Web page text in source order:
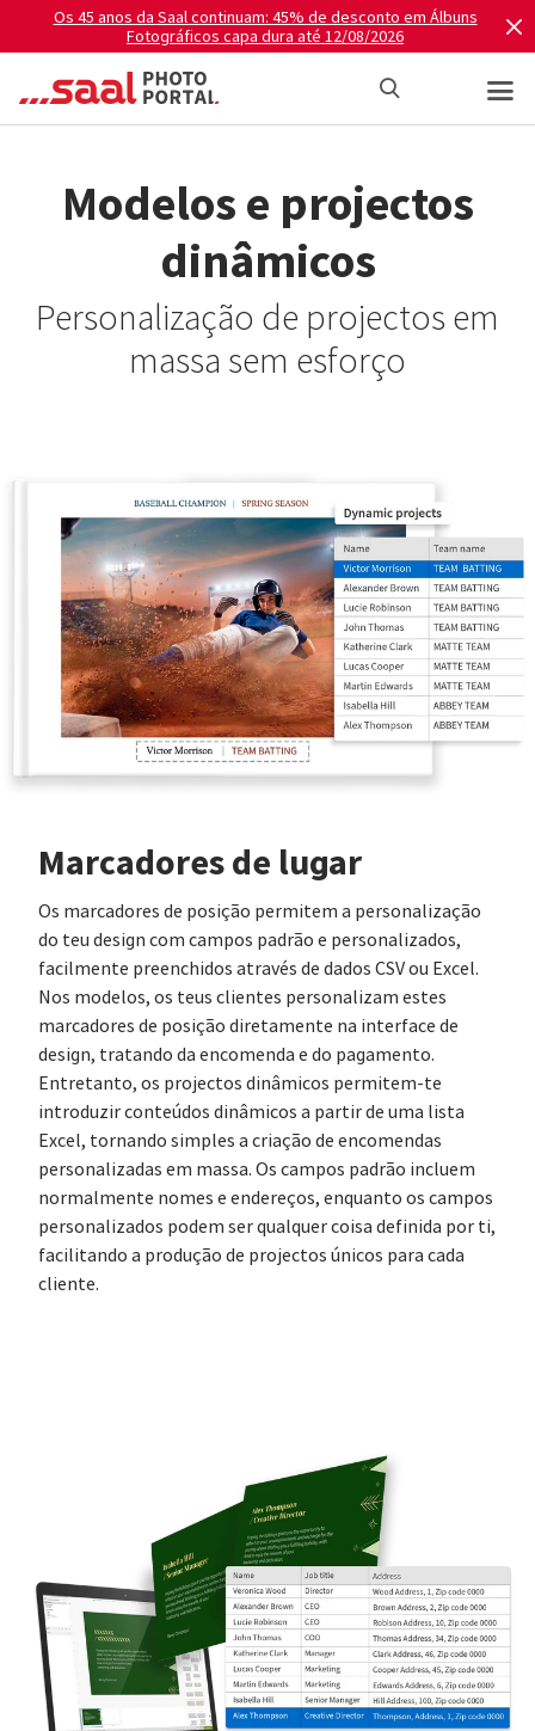
Os 45 anos da Saal continuam: 45% de desconto em Álbuns
Fotográficos capa dura até 12/08/2026
Modelos e projectos
dinâmicos
Personalização de projectos em
massa sem esforço
Marcadores de lugar
Os marcadores de posição permitem a personalização
do teu design com campos padrão e personalizados,
facilmente preenchidos através de dados CSV ou Excel.
Nos modelos, os teus clientes personalizam estes
marcadores de posição diretamente na interface de
design, tratando da encomenda e do pagamento.
Entretanto, os projectos dinâmicos permitem-te
introduzir conteúdos dinâmicos a partir de uma lista
Excel, tornando simples a criação de encomendas
personalizadas em massa. Os campos padrão incluem
normalmente nomes e endereços, enquanto os campos
personalizados podem ser qualquer coisa definida por ti,
facilitando a produção de projectos únicos para cada
cliente.